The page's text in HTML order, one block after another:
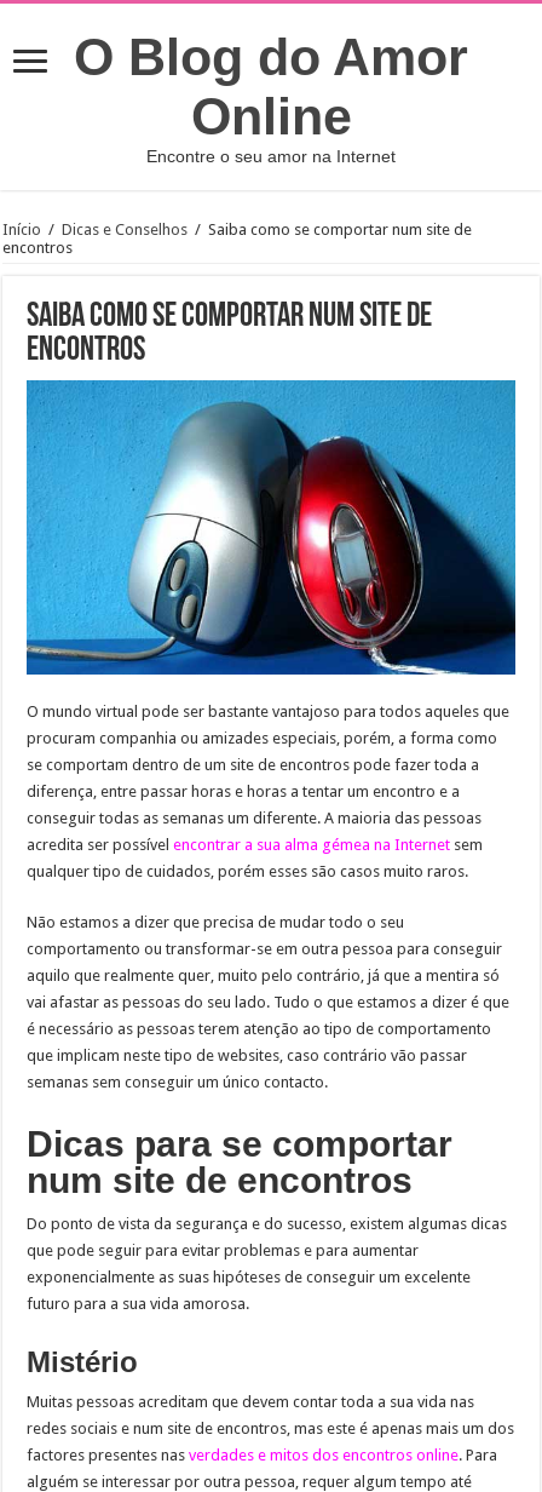
O Blog do Amor
Online
Encontre o seu amor na Internet
Início / Dicas e Conselhos / Saiba como se comportar num site de
encontros
Saiba como se comportar num site de
encontros
O mundo virtual pode ser bastante vantajoso para todos aqueles que
procuram companhia ou amizades especiais, porém, a forma como
se comportam dentro de um site de encontros pode fazer toda a
diferença, entre passar horas e horas a tentar um encontro e a
conseguir todas as semanas um diferente. A maioria das pessoas
acredita ser possívelencontrar a sua alma gémea na Internet sem
qualquer tipo de cuidados, porém esses são casos muito raros.
Não estamos a dizer que precisa de mudar todo o seu
comportamento ou transformar-se em outra pessoa para conseguir
aquilo que realmente quer, muito pelo contrário, já que a mentira só
vai afastar as pessoas do seu lado. Tudo o que estamos a dizer é que
é necessário as pessoas terem atenção ao tipo de comportamento
que implicam neste tipo de websites, caso contrário vão passar
semanas sem conseguir um único contacto.
Dicas para se comportar
num site de encontros
Do ponto de vista da segurança e do sucesso, existem algumas dicas
que pode seguir para evitar problemas e para aumentar
exponencialmente as suas hipóteses de conseguir um excelente
futuro para a sua vida amorosa.
Mistério
Muitas pessoas acreditam que devem contar toda a sua vida nas
redes sociais e num site de encontros, mas este é apenas mais um dos
factores presentes nasverdades e mitos dos encontros online. Para
alguém se interessar por outra pessoa, requer algum tempo até